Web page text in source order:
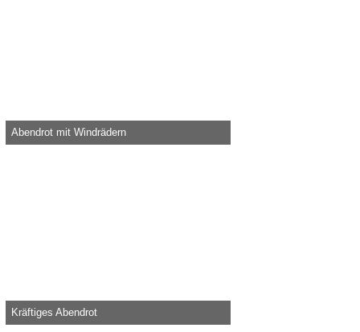
Abendrot mit Windrädern
Knolau -6. Juli 2021, 22:26
Kräftiges Abendrot
Knolau -17. Dezember 2020, 20:50